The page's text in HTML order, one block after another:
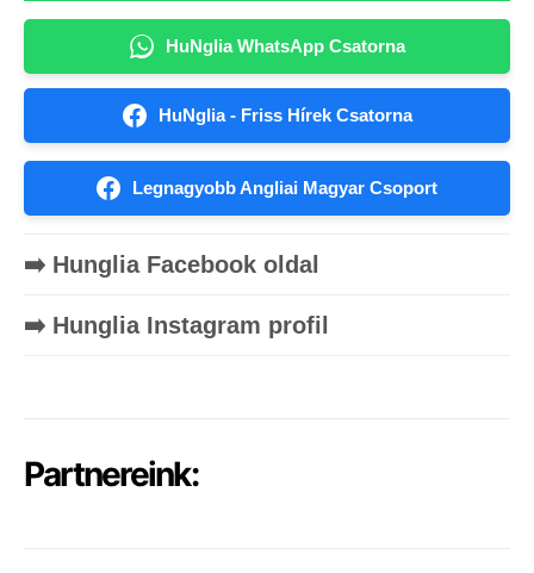
HuNglia WhatsApp Csatorna
HuNglia - Friss Hírek Csatorna
Legnagyobb Angliai Magyar Csoport
➡️ Hunglia Facebook oldal
➡️ Hunglia Instagram profil
Partnereink: